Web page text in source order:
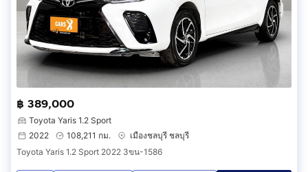
฿ 389,000
Toyota Yaris 1.2 Sport
2022
108,211 กม.
เมืองชลบุรี ชลบุรี
Toyota Yaris 1.2 Sport 2022 3ขน-1586